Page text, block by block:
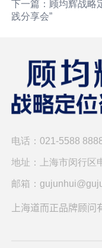
下一篇：顾均辉战略
践分享会”
电话：021-5588
地址：上海市闵行区
邮箱：
上海道而正品牌顾问